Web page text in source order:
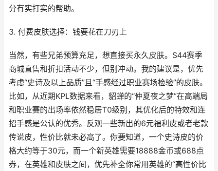
分有实打实的帮助。
3. 付费皮肤选择：钱要花在刀刃上
当然，有些兄弟预算充足，想直接买永久皮肤。S44赛季
商城直售和折扣活动不少，但别冲动。我的建议是，优先
考虑“史诗及以上品质”且“手感经过职业赛场检验”的皮肤。
比如，从近期KPL数据来看，貂蝉的“仲夏夜之梦”在高端局
和职业赛的出场率依然稳居T0级别，其优化后的特效和连
招手感是公认的优秀。反观一些新出的6元福利皮或者老款
传说皮，性价比就未必高了。你要知道，一个史诗皮的价
格大约等于30元，而一个新英雄需要18888金币或688点
券，在英雄和皮肤之间，优先补全你常用英雄的“高性价比